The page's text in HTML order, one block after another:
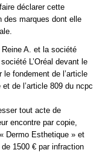
déclarer cette
des marques dont elle
Reine A. et la société
L’Oréal devant le
le fondement de l’article
de l’article 809 du ncpc
tout acte de
encontre par copie,
Dermo Esthetique » et
1500 € par infraction